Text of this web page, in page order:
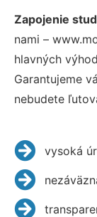
Zapojenie
nami –
hlavných
Garantujeme
nebudete
vysoká